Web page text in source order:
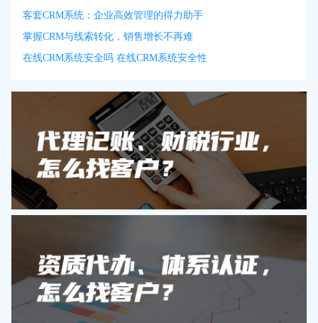
客套CRM系统：企业高效管理的得力助手
掌握CRM与线索转化，销售增长不再难
在线CRM系统安全吗 在线CRM系统安全性